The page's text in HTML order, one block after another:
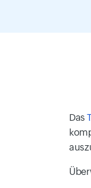
Das